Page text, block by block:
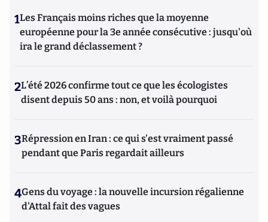
1Les Français moins riches que la moyenne
européenne pour la 3e année consécutive : jusqu'où
ira le grand déclassement ?
2L’été 2026 confirme tout ce que les écologistes
disent depuis 50 ans : non, et voilà pourquoi
3Répression en Iran : ce qui s'est vraiment passé
pendant que Paris regardait ailleurs
4Gens du voyage : la nouvelle incursion régalienne
d'Attal fait des vagues